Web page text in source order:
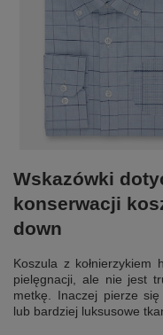
Wskazówki
konserwacji
down
Koszula z kołnierzykiem
pielęgnacji, ale nie jest
metkę. Inaczej pierze
lub bardziej luksusowe